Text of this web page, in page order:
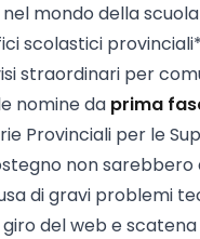
mondo della
scolastici
straordinari per
nomine da prima
Provinciali per le
non sarebbero
di gravi problemi
giro del web e